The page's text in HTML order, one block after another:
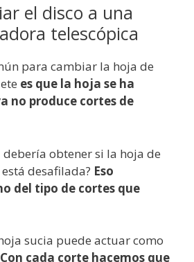
el disco a una
telescópica
para cambiar la hoja de
es que la hoja se ha
no produce cortes de
obtener si la hoja de
desafilada? Eso
del tipo de cortes que
sucia puede actuar como
cada corte hacemos que